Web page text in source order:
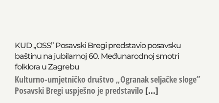
KUD „OSS” Posavski Bregi predstavio posavsku
baštinu na jubilarnoj 60. Međunarodnoj smotri
folklora u Zagrebu
Kulturno-umjetničko društvo „Ogranak seljačke sloge”
Posavski Bregi uspješno je predstavilo [...]